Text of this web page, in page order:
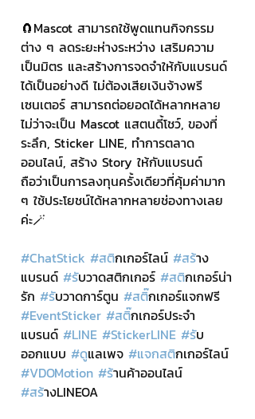
🧲Mascot สามารถใช้พูดแทนกิจกรรม
ต่าง ๆ ลดระยะห่างระหว่าง เสริมความ
เป็นมิตร และสร้างการจดจำให้กับแบรนด์
ได้เป็นอย่างดี ไม่ต้องเสียเงินจ้างพรี
เซนเตอร์ สามารถต่อยอดได้หลากหลาย
ไม่ว่าจะเป็น Mascot แสตนดี้โชว์, ของที่
ระลึก, Sticker LINE, ทำการตลาด
ออนไลน์, สร้าง Story ให้กับแบรนด์
ถือว่าเป็นการลงทุนครั้งเดียวที่คุ้มค่ามาก
ๆ ใช้ประโยชน์ได้หลากหลายช่องทางเลย
ค่ะ🪄
#ChatStick #สติกเกอร์ไลน์ #สร้าง
แบรนด์ #รับวาดสติกเกอร์ #สติกเกอร์น่า
รัก #รับวาดการ์ตูน #สติ๊กเกอร์แจกฟรี
#EventSticker #สติ๊กเกอร์ประจำ
แบรนด์ #LINE #StickerLINE #รับ
ออกแบบ #ดูแลเพจ #แจกสติกเกอร์ไลน์
#VDOMotion #ร้านค้าออนไลน์
#สร้างLINEOA